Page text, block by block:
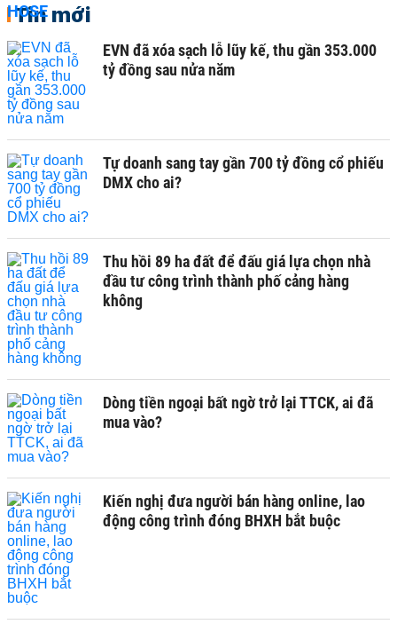
Tin mới
EVN đã xóa sạch lỗ lũy kế, thu gần 353.000
tỷ đồng sau nửa năm
Tự doanh sang tay gần 700 tỷ đồng cổ phiếu
DMX cho ai?
Thu hồi 89 ha đất để đấu giá lựa chọn nhà
đầu tư công trình thành phố cảng hàng
không
Dòng tiền ngoại bất ngờ trở lại TTCK, ai đã
mua vào?
Kiến nghị đưa người bán hàng online, lao
động công trình đóng BHXH bắt buộc